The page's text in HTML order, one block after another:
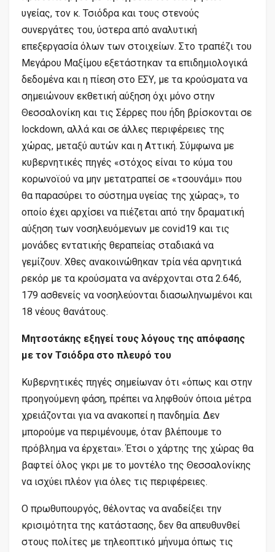
υγείας, τον κ. Τσιόδρα και τους στενούς
συνεργάτες του, ύστερα από αναλυτική
επεξεργασία όλων των στοιχείων. Στο τραπέζι του
Μεγάρου Μαξίμου εξετάστηκαν τα επιδημιολογικά
δεδομένα και η πίεση στο ΕΣΥ, με τα κρούσματα να
σημειώνουν εκθετική αύξηση όχι μόνο στην
Θεσσαλονίκη και τις Σέρρες που ήδη βρίσκονται σε
lockdown, αλλά και σε άλλες περιφέρειες της
χώρας, μεταξύ αυτών και η Αττική. Σύμφωνα με
κυβερνητικές πηγές «στόχος είναι το κύμα του
κορωνοϊού να μην μετατραπεί σε «τσουνάμι» που
θα παρασύρει το σύστημα υγείας της χώρας», το
οποίο έχει αρχίσει να πιέζεται από την δραματική
αύξηση των νοσηλευόμενων με covid19 και τις
μονάδες εντατικής θεραπείας σταδιακά να
γεμίζουν. Χθες ανακοινώθηκαν τρία νέα αρνητικά
ρεκόρ με τα κρούσματα να ανέρχονται στα 2.646,
179 ασθενείς να νοσηλεύονται διασωληνωμένοι και
18 νέους θανάτους.
Μητσοτάκης εξηγεί τους λόγους της απόφασης
με τον Τσιόδρα στο πλευρό του
Κυβερνητικές πηγές σημείωναν ότι «όπως και στην
προηγούμενη φάση, πρέπει να ληφθούν όποια μέτρα
χρειάζονται για να ανακοπεί η πανδημία. Δεν
μπορούμε να περιμένουμε, όταν βλέπουμε το
πρόβλημα να έρχεται». Έτσι ο χάρτης της χώρας θα
βαφτεί όλος γκρι με το μοντέλο της Θεσσαλονίκης
να ισχύει πλέον για όλες τις περιφέρειες.
Ο πρωθυπουργός, θέλοντας να αναδείξει την
κρισιμότητα της κατάστασης, δεν θα απευθυνθεί
στους πολίτες με τηλεοπτικό μήνυμα όπως τις